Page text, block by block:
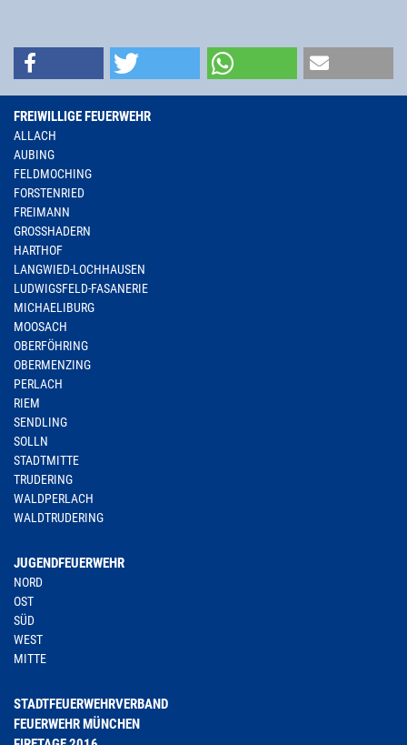
FREIWILLIGE FEUERWEHR
ALLACH
AUBING
FELDMOCHING
FORSTENRIED
FREIMANN
GROSSHADERN
HARTHOF
LANGWIED-LOCHHAUSEN
LUDWIGSFELD-FASANERIE
MICHAELIBURG
MOOSACH
OBERFÖHRING
OBERMENZING
PERLACH
RIEM
SENDLING
SOLLN
STADTMITTE
TRUDERING
WALDPERLACH
WALDTRUDERING
JUGENDFEUERWEHR
NORD
OST
SÜD
WEST
MITTE
STADTFEUERWEHRVERBAND
FEUERWEHR MÜNCHEN